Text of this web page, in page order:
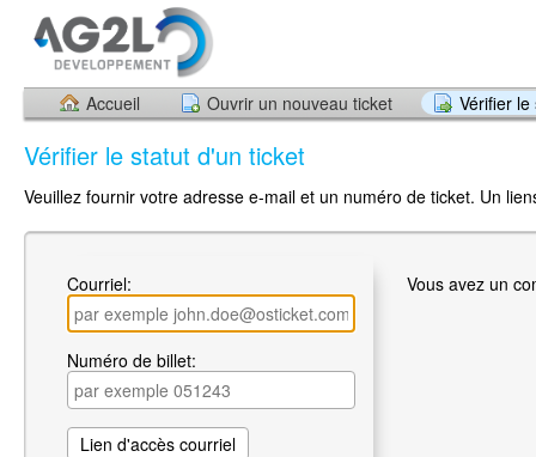
Accueil Ouvrir un nouveau ticket Vérifier
Vérifier le statut d'un ticket
Veuillez fournir votre adresse e-mail et un numéro de ticket. Un
Courriel:
Numéro de billet:
Vous avez un